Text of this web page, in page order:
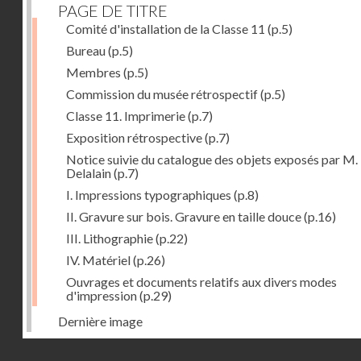
PAGE DE TITRE
Comité d'installation de la Classe 11 (p.5)
Bureau(p.5)
Membres (p.5)
Commission du musée rétrospectif(p.5)
Classe 11. Imprimerie(p.7)
Exposition rétrospective(p.7)
Notice suivie du catalogue des objets exposés par M.
Delalain(p.7)
I. Impressions typographiques (p.8)
II. Gravure sur bois. Gravure en taille douce(p.16)
III. Lithographie(p.22)
IV. Matériel(p.26)
Ouvrages et documents relatifs aux divers modes
d'impression(p.29)
Dernière image